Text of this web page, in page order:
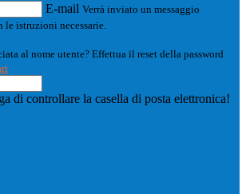
E-mail Verrà inviato un messaggio
istruzioni necessarie.
al nome utente? Effettua il reset della password
di controllare la casella di posta elettronica!